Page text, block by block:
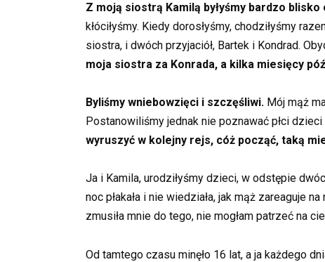
Z moją siostrą Kamilą byłyśmy bardzo
kłóciłyśmy. Kiedy dorosłyśmy, chodziłyśmy
siostra, i dwóch przyjaciół, Bartek i Kondrad.
moja siostra za Konrada, a kilka miesięcy
Byliśmy wniebowzięci i szczęśliwi. Mój mąż
Postanowiliśmy jednak nie poznawać płci
wyruszyć w kolejny rejs, cóż począć, taką
Ja i Kamila, urodziłyśmy dzieci, w odstępie
noc płakała i nie wiedziała, jak mąż zareaguje
zmusiła mnie do tego, nie mogłam patrzeć na
Od tamtego czasu minęło 16 lat, a ja każdego